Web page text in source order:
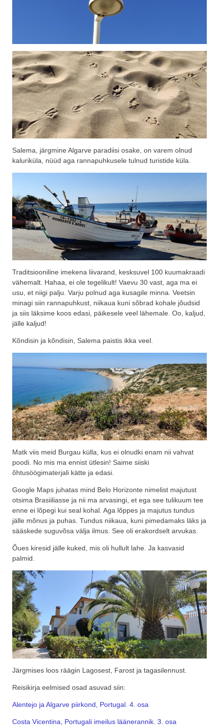
Salema, järgmine Algarve paradiisi osake, on varem olnud
kaluriküla, nüüd aga rannapuhkusele tulnud turistide küla.
Traditsiooniline imekena liivarand, kesksuvel 100 kuumakraadi
vähemalt. Hahaa, ei ole tegelikult! Vaevu 30 vast, aga ma ei
usu, et niigi palju. Varju polnud aga kusagile minna. Veetsin
minagi siin rannapuhkust, niikaua kuni sõbrad kohale jõudsid
ja siis läksime koos edasi, päikesele veel lähemale. Oo, kaljud,
jälle kaljud!
Kõndisin ja kõndisin, Salema paistis ikka veel.
Matk viis meid Burgau külla, kus ei olnudki enam nii vahvat
poodi. No mis ma ennist ütlesin! Saime siiski
õhtusöögimaterjali kätte ja edasi.
Google Maps juhatas mind Belo Horizonte nimelist majutust
otsima Brasiiliasse ja nii ma arvasingi, et ega see tulikuum tee
enne ei lõpegi kui seal kohal. Aga lõppes ja majutus tundus
jälle mõnus ja puhas. Tundus niikaua, kuni pimedamaks läks ja
sääskede suguvõsa välja ilmus. See oli erakordselt arvukas.
Õues kiresid jälle kuked, mis oli hullult lahe. Ja kasvasid
palmid.
Järgmises loos räägin Lagosest, Farost ja tagasilennust.
Reisikirja eelmised osad asuvad siin:
Alentejo ja Algarve piirkond, Portugal. 4. osa
Costa Vicentina, Portugali imeilus läänerannik. 3. osa